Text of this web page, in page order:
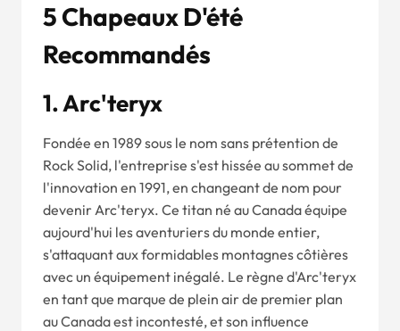
5 Chapeaux D'été
Recommandés
1. Arc'teryx
Fondée en 1989 sous le nom sans prétention de
Rock Solid, l'entreprise s'est hissée au sommet de
l'innovation en 1991, en changeant de nom pour
devenir Arc'teryx. Ce titan né au Canada équipe
aujourd'hui les aventuriers du monde entier,
s'attaquant aux formidables montagnes côtières
avec un équipement inégalé. Le règne d'Arc'teryx
en tant que marque de plein air de premier plan
au Canada est incontesté, et son influence